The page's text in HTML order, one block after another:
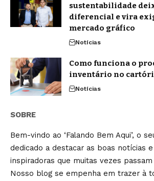
sustentabilidade
diferencial e vira
mercado gráfico
Notícias
Como funciona o
inventário no
Notícias
SOBRE
Bem-vindo ao ‘Falando Bem Aqui’, o
dedicado a destacar as boas notícias
inspiradoras que muitas vezes
Nosso blog se empenha em trazer à